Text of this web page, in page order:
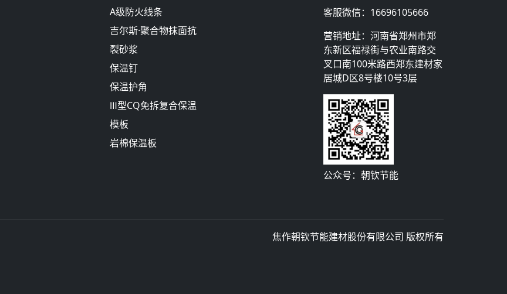
A级防火线条
吉尔斯·聚合物抹面抗
裂砂浆
保温钉
保温护角
Ⅲ型CQ免拆复合保温
模板
岩棉保温板
客服微信： 16696105666
营销地址：河南省郑州市郑
东新区福禄街与农业南路交
叉口南100米路西郑东建材家
居城D区8号楼10号3层
公众号：朝钦节能
焦作朝钦节能建材股份有限公司 版权所有